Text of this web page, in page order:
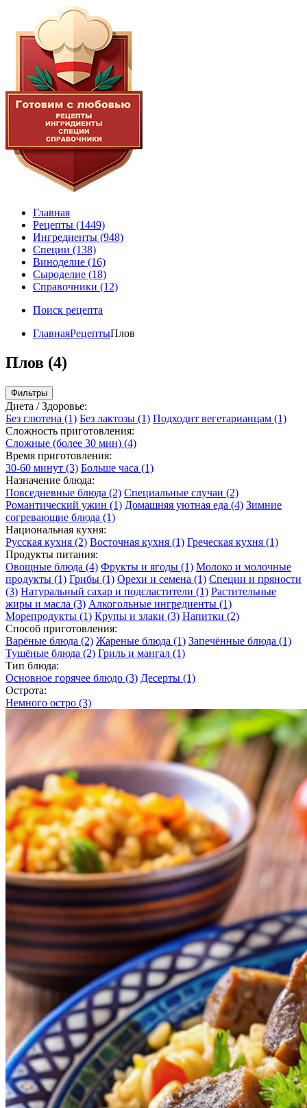
Главная
Рецепты (1449)
Ингредиенты (948)
Специи (138)
Виноделие (16)
Сыроделие (18)
Справочники (12)
Поиск рецепта
ГлавнаяРецептыПлов
Плов (4)
Фильтры
Диета / Здоровье:
Без глютена (1) Без лактозы (1) Подходит вегетарианцам (1)
Сложность приготовления:
Сложные (более 30 мин) (4)
Время приготовления:
30-60 минут (3) Больше часа (1)
Назначение блюда:
Повседневные блюда (2) Специальные случаи (2)
Романтический ужин (1) Домашняя уютная еда (4) Зимние
согревающие блюда (1)
Национальная кухня:
Русская кухня (2) Восточная кухня (1) Греческая кухня (1)
Продукты питания:
Овощные блюда (4) Фрукты и ягоды (1) Молоко и молочные
продукты (1) Грибы (1) Орехи и семена (1) Специи и пряности
(3) Натуральный сахар и подсластители (1) Растительные
жиры и масла (3) Алкогольные ингредиенты (1)
Морепродукты (1) Крупы и злаки (3) Напитки (2)
Способ приготовления:
Варёные блюда (2) Жареные блюда (1) Запечённые блюда (1)
Тушёные блюда (2) Гриль и мангал (1)
Тип блюда:
Основное горячее блюдо (3) Десерты (1)
Острота:
Немного остро (3)